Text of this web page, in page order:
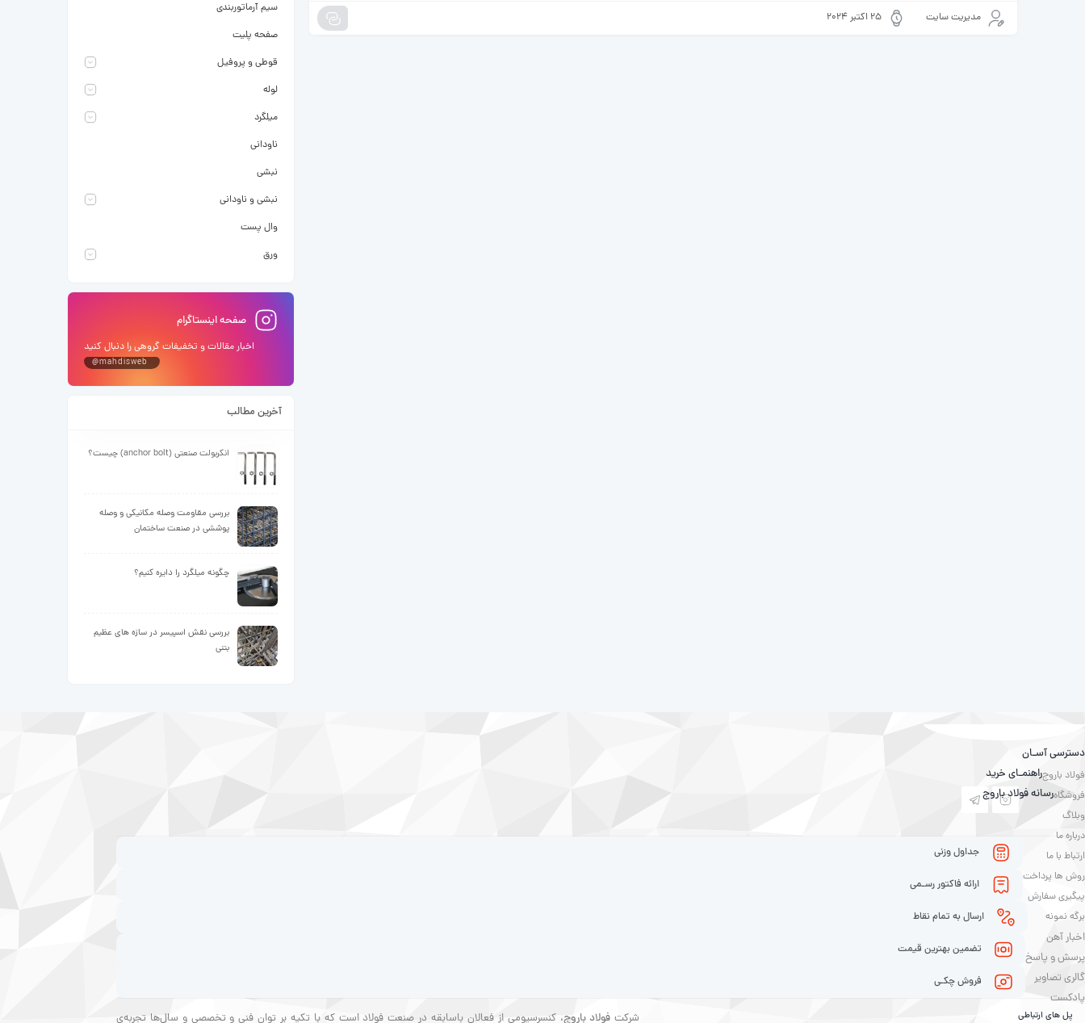
مدیریت سایت 25 اکتبر 2024
سیم آرماتوربندی
صفحه پلیت
قوطی و پروفیل
لوله
میلگرد
ناودانی
نبشی
نبشی و ناودانی
وال پست
ورق
صفحه اینستاگرام
اخبار مقالات و تخفیفات گروهی را دنبال کنید
@mahdisweb
آخرین مطالب
انکربولت صنعتی (anchor bolt) چیست؟
بررسی مقاومت وصله مکانیکی و وصله
پوششی در صنعت ساختمان
چگونه میلگرد را دایره کنیم؟
بررسی نقش اسپیسر در سازه های عظیم
بتنی
دسترسی آسـان
فولاد باروج
فروشگاه
وبلاگ
درباره ما
ارتباط با ما
راهنمـای خرید
روش ها پرداخت
پیگیری سفارش
برگه نمونه
رسانه فولاد باروج
اخبار آهن
پرسش و پاسخ
گالری تصاویر
پادکست
پل های ارتباطی
جداول وزنی
ارائه فاکتور رسـمی
ارسال به تمام نقاط
تضمین بهترین قیمت
فروش چکـی
شرکت فولاد باروج، کنسرسیومی از فعالان باسابقه در صنعت فولاد است که با تکیه بر توان فنی و تخصصی و سال‌ها تجربه‌ی